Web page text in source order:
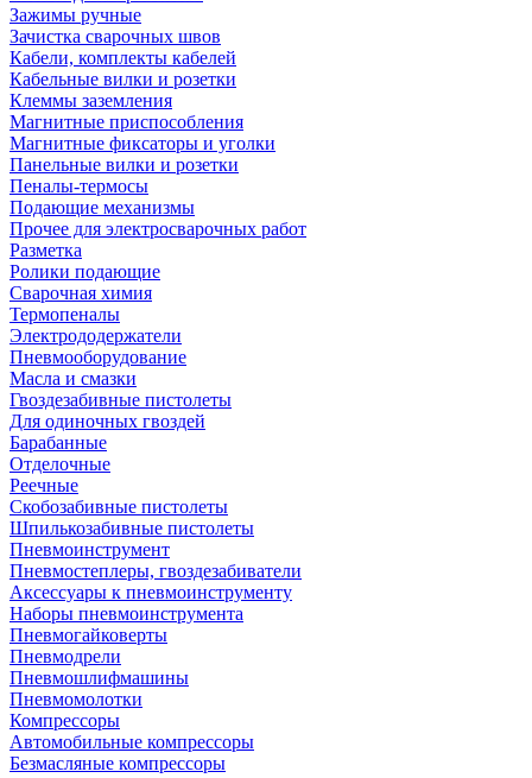
Зажимы ручные
Зачистка сварочных швов
Кабели, комплекты кабелей
Кабельные вилки и розетки
Клеммы заземления
Магнитные приспособления
Магнитные фиксаторы и уголки
Панельные вилки и розетки
Пеналы-термосы
Подающие механизмы
Прочее для электросварочных работ
Разметка
Ролики подающие
Сварочная химия
Термопеналы
Электрододержатели
Пневмооборудование
Масла и смазки
Гвоздезабивные пистолеты
Для одиночных гвоздей
Барабанные
Отделочные
Реечные
Скобозабивные пистолеты
Шпилькозабивные пистолеты
Пневмоинструмент
Пневмостеплеры, гвоздезабиватели
Аксессуары к пневмоинструменту
Наборы пневмоинструмента
Пневмогайковерты
Пневмодрели
Пневмошлифмашины
Пневмомолотки
Компрессоры
Автомобильные компрессоры
Безмасляные компрессоры